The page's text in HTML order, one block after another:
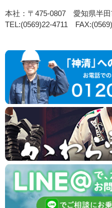
本社：〒475-0807 愛知県半田
TEL:(0569)22-4711